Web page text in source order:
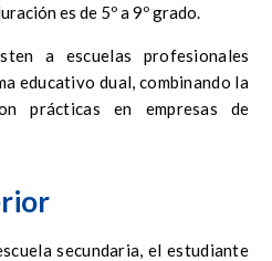
es de 5º a 9º grado.
a escuelas profesionales
educativo dual, combinando la
prácticas en empresas de
secundaria, el estudiante